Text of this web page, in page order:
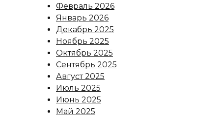
Февраль 2026
Январь 2026
Декабрь 2025
Ноябрь 2025
Октябрь 2025
Сентябрь 2025
Август 2025
Июль 2025
Июнь 2025
Май 2025